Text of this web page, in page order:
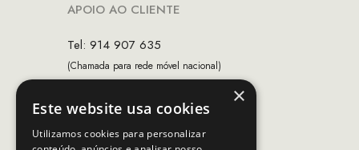
APOIO AO CLIENTE
Tel: 914 907 635
(Chamada para rede móvel nacional)
Horário de contacto:
×
Este website usa cookies
Utilizamos cookies para personalizar